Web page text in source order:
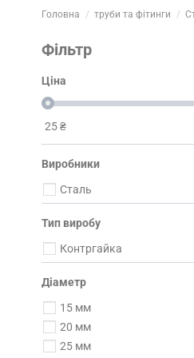
Головна труби та фітинги
Фільтр
Ціна
25₴
Виробники
Сталь
Тип виробу
Контргайка
Діаметр
15 мм
20 мм
25 мм